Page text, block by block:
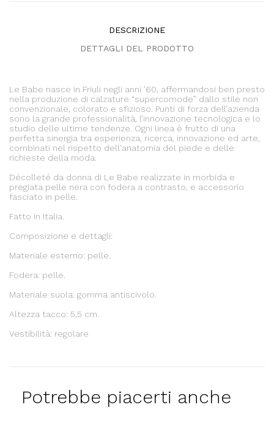
DESCRIZIONE
DETTAGLI DEL PRODOTTO
Le Babe nasce in Friuli negli anni ’60, affermandosi ben presto
nella produzione di calzature “supercomode” dallo stile non
convenzionale, colorato e sfizioso. Punti di forza dell’azienda
sono la grande professionalità, l’innovazione tecnologica e lo
studio delle ultime tendenze. Ogni linea è frutto di una
perfetta sinergia tra esperienza, ricerca, innovazione ed arte,
combinati nel rispetto dell'anatomia del piede e delle
richieste della moda.
Décolleté da donna di Le Babe realizzate in morbida e
pregiata pelle nera con fodera a contrasto, e accessorio
fasciato in pelle.
Fatto in Italia.
Composizione e dettagli:
Materiale esterno: pelle.
Fodera: pelle.
Materiale suola: gomma antiscivolo.
Altezza tacco: 5,5 cm.
Vestibilità: regolare
Potrebbe piacerti anche